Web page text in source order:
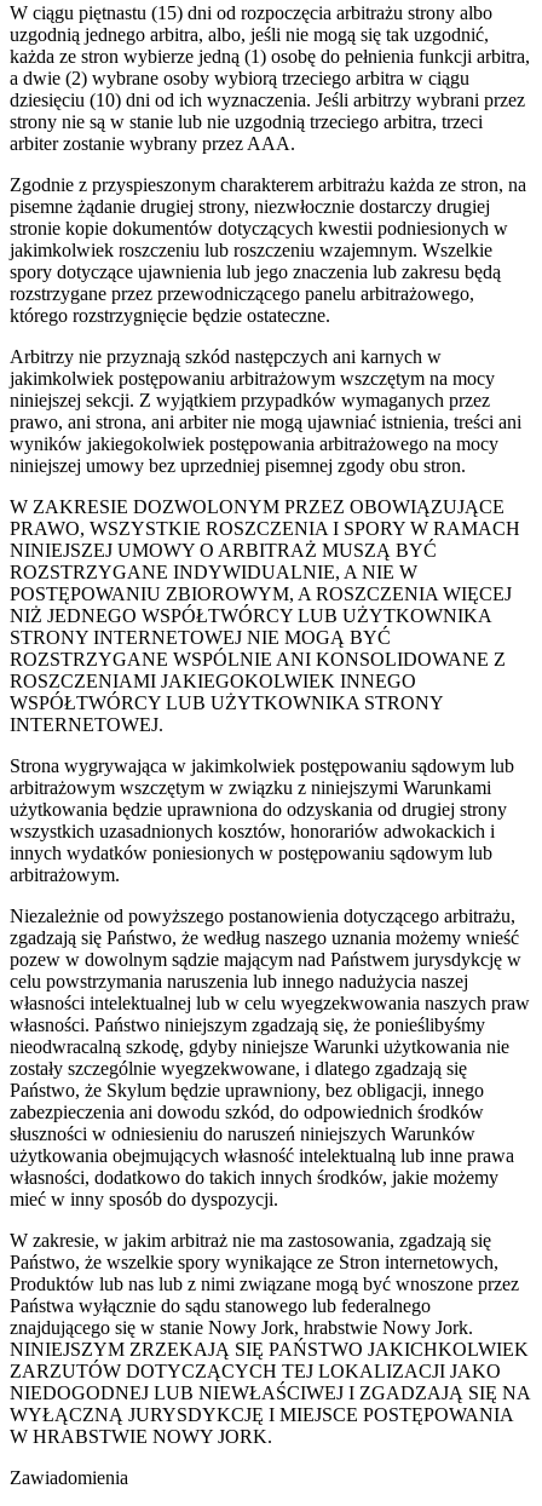
W ciągu piętnastu (15) dni od rozpoczęcia arbitrażu strony albo
uzgodnią jednego arbitra, albo, jeśli nie mogą się tak uzgodnić,
każda ze stron wybierze jedną (1) osobę do pełnienia funkcji arbitra,
a dwie (2) wybrane osoby wybiorą trzeciego arbitra w ciągu
dziesięciu (10) dni od ich wyznaczenia. Jeśli arbitrzy wybrani przez
strony nie są w stanie lub nie uzgodnią trzeciego arbitra, trzeci
arbiter zostanie wybrany przez AAA.
Zgodnie z przyspieszonym charakterem arbitrażu każda ze stron, na
pisemne żądanie drugiej strony, niezwłocznie dostarczy drugiej
stronie kopie dokumentów dotyczących kwestii podniesionych w
jakimkolwiek roszczeniu lub roszczeniu wzajemnym. Wszelkie
spory dotyczące ujawnienia lub jego znaczenia lub zakresu będą
rozstrzygane przez przewodniczącego panelu arbitrażowego,
którego rozstrzygnięcie będzie ostateczne.
Arbitrzy nie przyznają szkód następczych ani karnych w
jakimkolwiek postępowaniu arbitrażowym wszczętym na mocy
niniejszej sekcji. Z wyjątkiem przypadków wymaganych przez
prawo, ani strona, ani arbiter nie mogą ujawniać istnienia, treści ani
wyników jakiegokolwiek postępowania arbitrażowego na mocy
niniejszej umowy bez uprzedniej pisemnej zgody obu stron.
W ZAKRESIE DOZWOLONYM PRZEZ OBOWIĄZUJĄCE
PRAWO, WSZYSTKIE ROSZCZENIA I SPORY W RAMACH
NINIEJSZEJ UMOWY O ARBITRAŻ MUSZĄ BYĆ
ROZSTRZYGANE INDYWIDUALNIE, A NIE W
POSTĘPOWANIU ZBIOROWYM, A ROSZCZENIA WIĘCEJ
NIŻ JEDNEGO WSPÓŁTWÓRCY LUB UŻYTKOWNIKA
STRONY INTERNETOWEJ NIE MOGĄ BYĆ
ROZSTRZYGANE WSPÓLNIE ANI KONSOLIDOWANE Z
ROSZCZENIAMI JAKIEGOKOLWIEK INNEGO
WSPÓŁTWÓRCY LUB UŻYTKOWNIKA STRONY
INTERNETOWEJ.
Strona wygrywająca w jakimkolwiek postępowaniu sądowym lub
arbitrażowym wszczętym w związku z niniejszymi Warunkami
użytkowania będzie uprawniona do odzyskania od drugiej strony
wszystkich uzasadnionych kosztów, honorariów adwokackich i
innych wydatków poniesionych w postępowaniu sądowym lub
arbitrażowym.
Niezależnie od powyższego postanowienia dotyczącego arbitrażu,
zgadzają się Państwo, że według naszego uznania możemy wnieść
pozew w dowolnym sądzie mającym nad Państwem jurysdykcję w
celu powstrzymania naruszenia lub innego nadużycia naszej
własności intelektualnej lub w celu wyegzekwowania naszych praw
własności. Państwo niniejszym zgadzają się, że ponieślibyśmy
nieodwracalną szkodę, gdyby niniejsze Warunki użytkowania nie
zostały szczególnie wyegzekwowane, i dlatego zgadzają się
Państwo, że Skylum będzie uprawniony, bez obligacji, innego
zabezpieczenia ani dowodu szkód, do odpowiednich środków
słuszności w odniesieniu do naruszeń niniejszych Warunków
użytkowania obejmujących własność intelektualną lub inne prawa
własności, dodatkowo do takich innych środków, jakie możemy
mieć w inny sposób do dyspozycji.
W zakresie, w jakim arbitraż nie ma zastosowania, zgadzają się
Państwo, że wszelkie spory wynikające ze Stron internetowych,
Produktów lub nas lub z nimi związane mogą być wnoszone przez
Państwa wyłącznie do sądu stanowego lub federalnego
znajdującego się w stanie Nowy Jork, hrabstwie Nowy Jork.
NINIEJSZYM ZRZEKAJĄ SIĘ PAŃSTWO JAKICHKOLWIEK
ZARZUTÓW DOTYCZĄCYCH TEJ LOKALIZACJI JAKO
NIEDOGODNEJ LUB NIEWŁAŚCIWEJ I ZGADZAJĄ SIĘ NA
WYŁĄCZNĄ JURYSDYKCJĘ I MIEJSCE POSTĘPOWANIA
W HRABSTWIE NOWY JORK.
Zawiadomienia